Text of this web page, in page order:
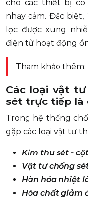
cho các thiết bị
nhạy cảm. Đặc biệt,
lọc được xung
điện tử hoạt động
Tham khảo thêm:
Các loại vật
sét trực tiếp là
Trong hệ thống
gặp các loại vật tư
Kim thu sét -
Vật tư chống
Hàn hóa nhiệt
Hóa chất giảm